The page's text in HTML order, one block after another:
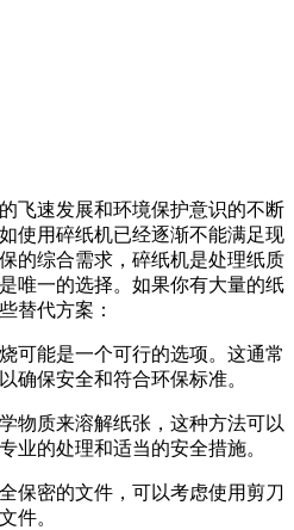
飞速发展和环境保护意识的不断
使用碎纸机已经逐渐不能满足现
的综合需求，碎纸机是处理纸质
唯一的选择。如果你有大量的纸
替代方案：
可能是一个可行的选项。这通常
确保安全和符合环保标准。
物质来溶解纸张，这种方法可以
业的处理和适当的安全措施。
保密的文件，可以考虑使用剪刀
件。